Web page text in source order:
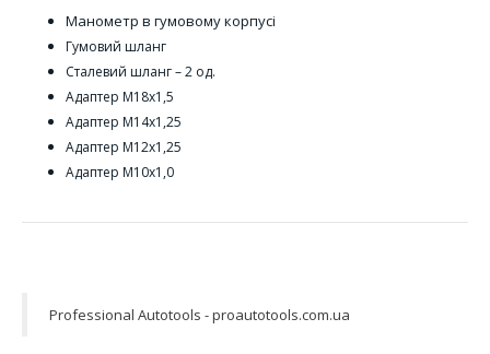
Манометр в гумовому корпусі
Гумовий шланг
Сталевий шланг – 2 од.
Адаптер М18х1,5
Адаптер М14х1,25
Адаптер М12х1,25
Адаптер М10х1,0
Professional Autotools - proautotools.com.ua